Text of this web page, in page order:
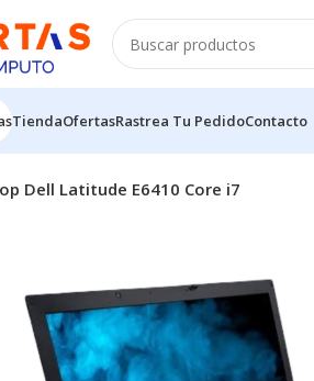
TiendaOfertasRastrea Tu PedidoContacto
Dell Latitude E6410 Core i7